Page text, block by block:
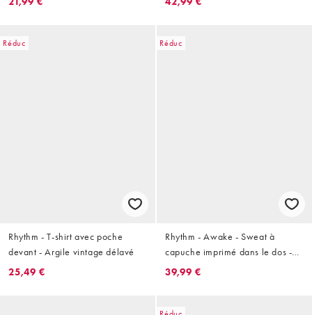
Réduc
Rhythm - T-shirt avec poche
devant - Argile vintage délavé
25,49 €
Réduc
Rhythm - Awake - Sweat à
capuche imprimé dans le dos -
Marine
39,99 €